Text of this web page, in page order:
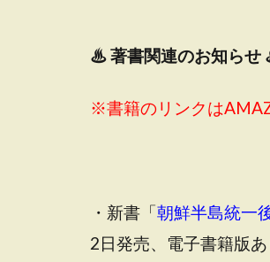
♨著書関連のお知ら
※書籍のリンクは
・新書「朝鮮半島統一
2日発売、電子書籍版あ